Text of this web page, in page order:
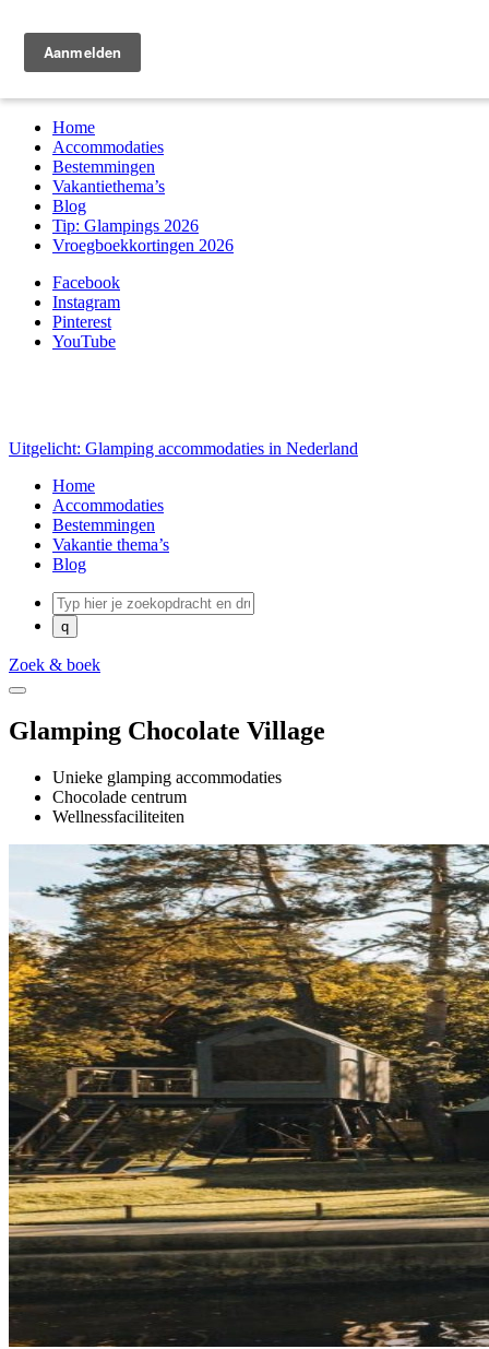
Home
Accommodaties
Bestemmingen
Vakantiethema’s
Blog
Tip: Glampings 2026
Vroegboekkortingen 2026
Facebook
Instagram
Pinterest
YouTube
Uitgelicht: Glamping accommodaties in Nederland
Home
Accommodaties
Bestemmingen
Vakantie thema’s
Blog
Zoek & boek
Glamping Chocolate Village
Unieke glamping accommodaties
Chocolade centrum
Wellnessfaciliteiten